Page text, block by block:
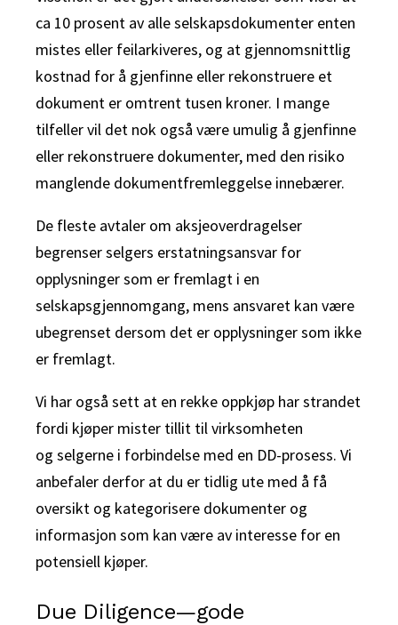
ca 10 prosent av alle selskapsdokumenter enten
mistes eller feilarkiveres, og at gjennomsnittlig
kostnad for å gjenfinne eller rekonstruere et
dokument er omtrent tusen kroner. I mange
tilfeller vil det nok også være umulig å gjenfinne
eller rekonstruere dokumenter, med den risiko
manglende dokumentfremleggelse innebærer.
De fleste avtaler om aksjeoverdragelser
begrenser selgers erstatningsansvar for
opplysninger som er fremlagt i en
selskapsgjennomgang, mens ansvaret kan være
ubegrenset dersom det er opplysninger som ikke
er fremlagt.
Vi har også sett at en rekke oppkjøp har strandet
fordi kjøper mister tillit til virksomheten
og selgerne i forbindelse med en DD-prosess. Vi
anbefaler derfor at du er tidlig ute med å få
oversikt og kategorisere dokumenter og
informasjon som kan være av interesse for en
potensiell kjøper.
Due Diligence—gode